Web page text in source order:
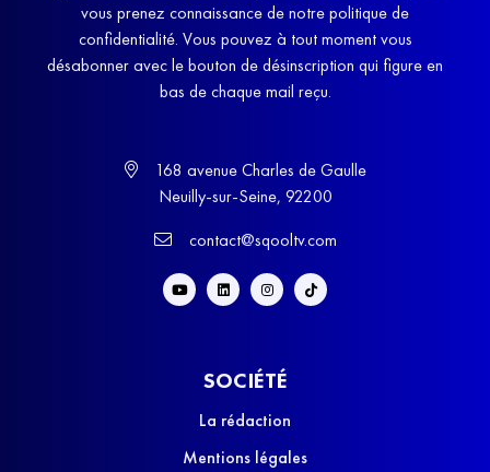
vous prenez connaissance de notre politique de
confidentialité. Vous pouvez à tout moment vous
désabonner avec le bouton de désinscription qui figure en
bas de chaque mail reçu.
168 avenue Charles de Gaulle
Neuilly-sur-Seine, 92200
contact@sqooltv.com
SOCIÉTÉ
La rédaction
Mentions légales